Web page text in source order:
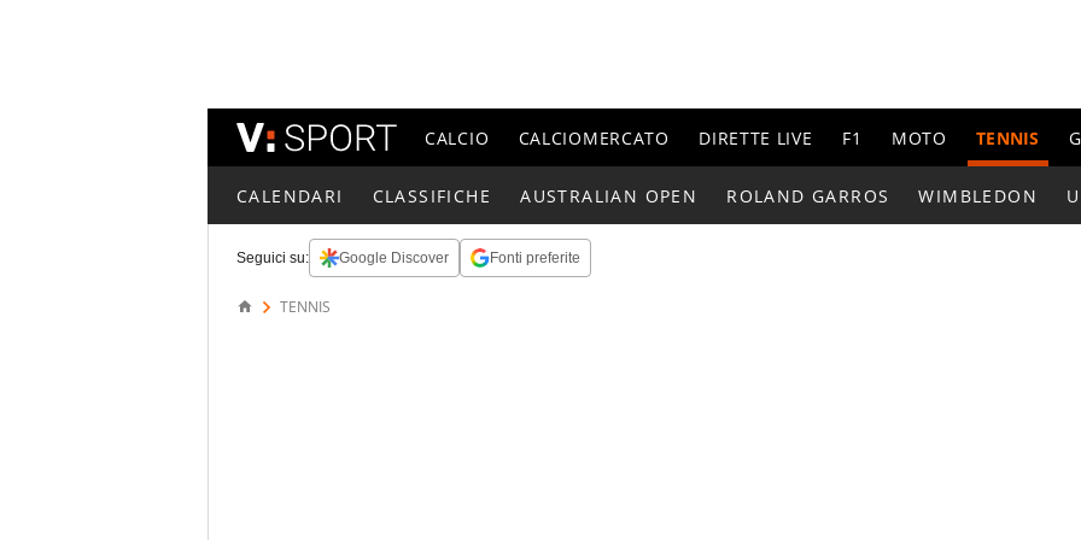
CALCIO CALCIOMERCATO DIRETTE LIVE F1 MOTO TENNIS
CALENDARI CLASSIFICHE AUSTRALIAN OPEN ROLAND GARROS WIMBLEDON
Seguici su: Google Discover Fonti preferite
TENNIS